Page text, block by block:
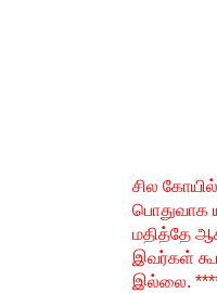
சில
பொதுவாக
மதித்தே
இவர்கள்
இல்லை.